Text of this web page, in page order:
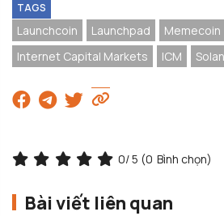
TAGS
Launchcoin Launchpad
Memecoin
Internet Capital Markets
ICM
0/ 5 (0 Bình chọn)
Bài viết liên quan